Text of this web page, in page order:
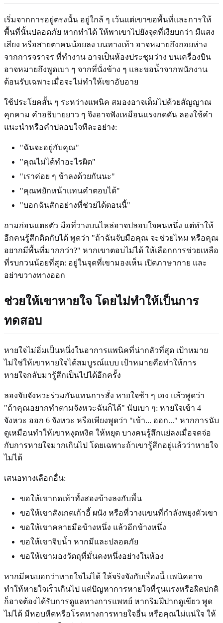
เริ่มจากการอยู่ตรงนั้น อยู่ใกล้ ๆ เว้นแต่เขาขอพื้นที่และการให้
พื้นที่นั้นปลอดภัย หากทำได้ ให้พาเขาไปยังจุดที่เงียบกว่า มีแสง
เสียง หรือสายตาคนน้อยลง บนทางเท้า อาจหมายถึงถอยห่าง
จากการจราจร ที่ทำงาน อาจเป็นห้องประชุมว่าง บนเครื่องบิน
อาจหมายถึงพูดเบา ๆ จากที่นั่งข้าง ๆ และขอน้ำจากพนักงาน
ต้อนรับเฉพาะเมื่อจะไม่ทำให้เขาอับอาย
ใช้ประโยคสั้น ๆ ระหว่างแพนิค สมองอาจเต็มไปด้วยสัญญาณ
คุกคาม คำอธิบายยาว ๆ จึงอาจฟังเหมือนแรงกดดัน ลองใช้คำ
แนะนำหรือคำปลอบใจทีละอย่าง:
"ฉันจะอยู่กับคุณ"
"คุณไม่ได้ทำอะไรผิด"
"เราค่อย ๆ ช้าลงด้วยกันนะ"
"คุณพยักหน้าแทนคำตอบได้"
"บอกฉันสักอย่างที่ช่วยได้ตอนนี้"
ถามก่อนแตะตัว มือที่วางบนไหล่อาจปลอบใจคนหนึ่ง แต่ทำให้
อีกคนรู้สึกติดกับได้ พูดว่า "ถ้าฉันจับมือคุณ จะช่วยไหม หรือคุณ
อยากมีพื้นที่มากกว่า?" หากเขาตอบไม่ได้ ให้เลือกการช่วยเหลือ
ที่รบกวนน้อยที่สุด: อยู่ในจุดที่เขามองเห็น เปิดภาษากาย และ
อย่าขวางทางออก
ช่วยให้เขาหายใจ โดยไม่ทำให้เป็นการ
ทดสอบ
หายใจไม่อิ่มเป็นหนึ่งในอาการแพนิคที่น่ากลัวที่สุด เป้าหมาย
ไม่ใช่ให้เขาหายใจได้สมบูรณ์แบบ เป้าหมายคือทำให้การ
หายใจกลับมารู้สึกเป็นไปได้อีกครั้ง
ลองจับจังหวะร่วมกันแทนการสั่ง หายใจช้า ๆ เอง แล้วพูดว่า
"ถ้าคุณอยากทำตามจังหวะฉันก็ได้" นับเบา ๆ: หายใจเข้า 4
จังหวะ ออก 6 จังหวะ หรือเพียงพูดว่า "เข้า... ออก..." หากการนับ
ดูเหมือนทำให้เขาหงุดหงิด ให้หยุด บางคนรู้สึกแย่ลงเมื่อจดจ่อ
กับการหายใจมากเกินไป โดยเฉพาะถ้าเขารู้สึกอยู่แล้วว่าหายใจ
ไม่ได้
เสนอทางเลือกอื่น:
ขอให้เขากดเท้าทั้งสองข้างลงกับพื้น
ขอให้เขาสังเกตเก้าอี้ ผนัง หรือที่วางแขนที่กำลังพยุงตัวเขา
ขอให้เขาคลายมือข้างหนึ่ง แล้วอีกข้างหนึ่ง
ขอให้เขาจิบน้ำ หากมีและปลอดภัย
ขอให้เขามองวัตถุที่มั่นคงหนึ่งอย่างในห้อง
หากมีคนบอกว่าหายใจไม่ได้ ให้จริงจังกับเรื่องนี้ แพนิคอาจ
ทำให้หายใจเร็วเกินไป แต่ปัญหาการหายใจที่รุนแรงหรือผิดปกติ
ก็อาจต้องได้รับการดูแลทางการแพทย์ หากริมฝีปากดูเขียว พูด
ไม่ได้ มีหอบหืดหรือโรคทางการหายใจอื่น หรือคุณไม่แน่ใจ ให้